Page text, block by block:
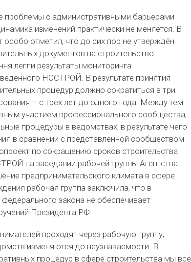
проблемы с административными барьерами
изменений практически не меняется. В
особо отметил, что до сих пор не утверждён
документов на строительство.
легли результаты мониторинга
НОСТРОЙ. В результате принятия
процедур должно сократиться в три
– с трех лет до одного года. Между тем
участием профессионального сообщества,
процедуры в ведомствах, в результате чего
в сравнении с представленной сообществом
по сокращению сроков строительства
на заседании рабочей группы Агентства
предпринимательского климата в сфере
рабочая группа заключила, что в
закона не обеспечивает
Президента РФ.
проходят через рабочую группу,
изменяются до неузнаваемости. В
процедур в сфере строительства мы всё